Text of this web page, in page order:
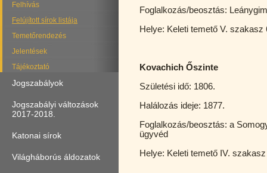
Felhívás
Felújított sírok listája
Temetőrendezés
Jelentések
Tájékoztató
Jogszabályok
Jogszabályi változások
2017-2018.
Katonai sírok
Világháborús áldozatok
Foglalkozás/beosztás:
Helye: Keleti temető V.
Kovachich Őszinte
Születési idő: 1806.
Halálozás ideje: 1877.
Foglalkozás/beosztás: a
ügyvéd
Helye: Keleti temető IV.